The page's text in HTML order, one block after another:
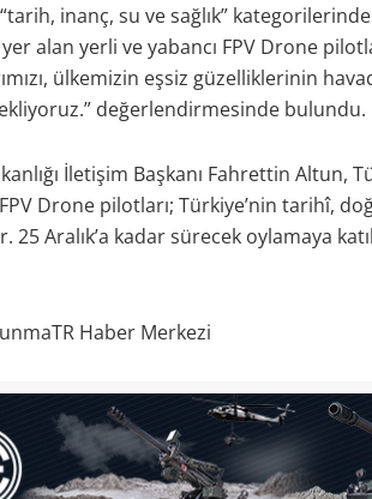
inanç, su ve sağlık”
alan yerli ve yabancı FPV Drone
ülkemizin eşsiz güzelliklerinin
değerlendirmesinde bulundu.
İletişim Başkanı Fahrettin Altun,
Drone pilotları; Türkiye’nin tarihî,
25 Aralık’a kadar sürecek oylamaya
Haber Merkezi